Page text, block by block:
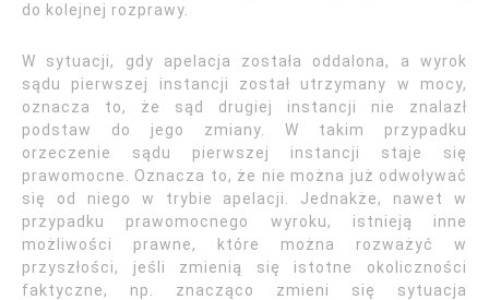
do kolejnej rozprawy.
W sytuacji, gdy apelacja została oddalona, a wyrok
sądu pierwszej instancji został utrzymany w mocy,
oznacza to, że sąd drugiej instancji nie znalazł
podstaw do jego zmiany. W takim przypadku
orzeczenie sądu pierwszej instancji staje się
prawomocne. Oznacza to, że nie można już odwoływać
się od niego w trybie apelacji. Jednakże, nawet w
przypadku prawomocnego wyroku, istnieją inne
możliwości prawne, które można rozważyć w
przyszłości, jeśli zmienią się istotne okoliczności
faktyczne, np. znacząco zmieni się sytuacja